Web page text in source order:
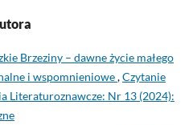
Brzeziny – dawne życie małego
i wspomnieniowe,Czytanie
Literaturoznawcze: Nr 13 (2024):